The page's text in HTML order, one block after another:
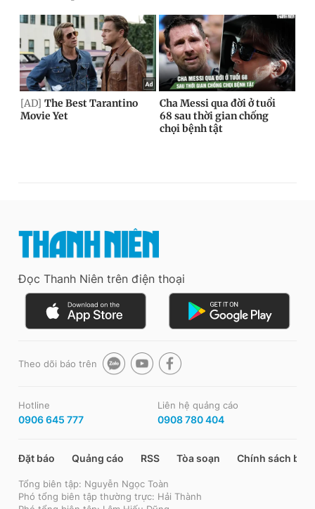
Đọc Thanh Niên trên điện thoại
Theo dõi báo trên
Hotline
0906 645 777
Liên hệ quảng cáo
0908 780 404
Đặt báo Quảng cáo RSS Tòa soạn Chính sách bảo
Tổng biên tập: Nguyễn Ngọc Toàn
Phó tổng biên tập thường trực: Hải Thành